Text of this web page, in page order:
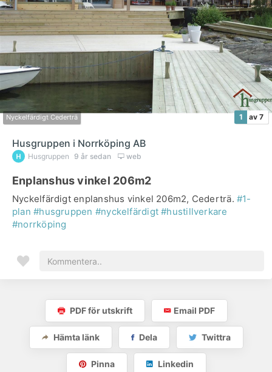
Nyckelfärdigt Cederträ 1 av 7
Husgruppen i Norrköping AB
Husgruppen 9 år sedan web
Enplanshus vinkel 206m2
Nyckelfärdigt enplanshus vinkel 206m2, Cederträ.#1-
plan #husgruppen #nyckelfärdigt #hustillverkare
#norrköping
PDF för utskrift Email PDF
Hämta länk Dela Twittra
Pinna Linkedin